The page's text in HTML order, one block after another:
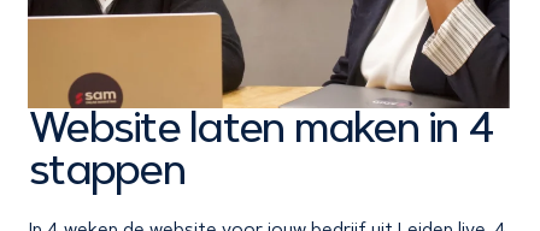
Website laten maken in 4
stappen